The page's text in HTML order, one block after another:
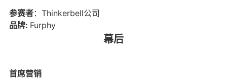
参赛者：Thinkerbell公司
品牌: Furphy
幕后
首席营销